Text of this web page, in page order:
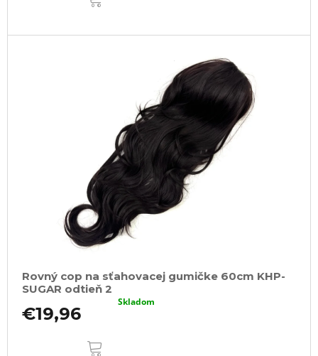
Rovný cop na sťahovacej gumičke 60cm KHP-
SUGAR odtieň 2
€19,96
Skladom